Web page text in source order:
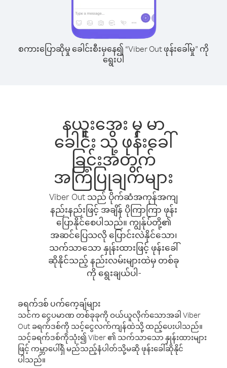
စကားပြောဆိုမှု ခေါင်းစီးမှနေ၍ “Viber Out ဖုန်းခေါ်မှု” ကို
ရွေးပါ
နယူးအေး မှ မာ
ခေါင်း သို့ ဖုန်းခေါ်
ခြင်းအတွက်
အကြံပြုချက်များ
Viber Out သည် ပိုက်ဆံအကုန်အကျ
နည်းနည်းဖြင့် အချိန် ပိုကြာကြာ ဖုန်း
ပြောနိုင်စေပါသည်။ ကျွန်ုပ်တို့၏
အဆင်ပြေသလို ပြောင်းလဲနိုင်သော၊
သက်သာသော နှုန်းထားဖြင့် ဖုန်းခေါ်
ဆိုနိုင်သည့် နည်းလမ်းများထဲမှ တစ်ခု
ကို ရွေးချယ်ပါ-
ခရက်ဒစ် ပက်ကေ့ချ်များ
သင်က ငွေပမာဏ တစ်ခုခုကို ဝယ်ယူလိုက်သောအခါ Viber
Out ခရက်ဒစ်ကို သင့်ငွေလက်ကျန်ထဲသို့ ထည့်ပေးပါသည်။
သင့်ခရက်ဒစ်ကိုသုံး၍ Viber ၏ သက်သာသော နှုန်းထားများ
ဖြင့် ကမ္ဘာပေါ်ရှိ မည်သည့်နံပါတ်သို့မဆို ဖုန်းခေါ်ဆိုနိုင်
ပါသည်။